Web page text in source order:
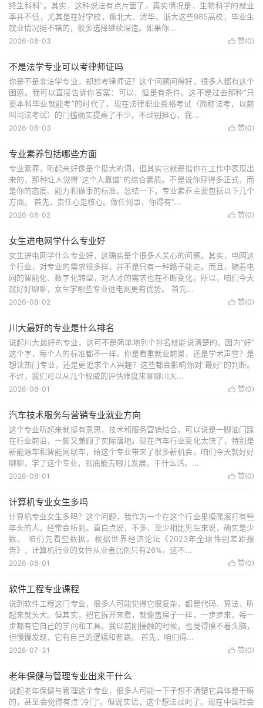
终生科科”。其实，这种说法有点片面了。真实情况是，生物科学的就业
率并不低，尤其是在好学校，像北大、清华、浙大这些985高校，毕业生
就业情况挺不错的，很多选择继续深造。如果你...
 赞(0)
2026-08-03
不是法学专业可以考律师证吗
你是不是非法学专业，却想考律师证？这个问题问得好，很多人都有这个
困惑。我可以直接告诉你答案：可以，但是有条件。这不是过去那种“只
要本科毕业就能考”的时代了，现在法律职业资格考试（简称法考，以前
叫司法考试）的门槛确实提高了不少。不过别担心，我...
 赞(0)
2026-08-03
专业素养包括哪些方面
专业素养，听起来好像是个挺大的词，但其实它就是指你在工作中表现出
来的，那种让人觉得“这个人靠谱”的综合素质。不是说你穿得多正式，而
是你的态度、能力和做事的标准。总结一下，专业素养主要包括以下几个
方面。 首先，责任心是核心。做任何事，你得有“...
 赞(0)
2026-08-02
女生进电网学什么专业好
女生进电网学什么专业好，这确实是个很多人关心的问题。其实，电网这
个行业，对专业的需求很多样，并不是只有一种路子能走。而且，随着电
网的智能化、数字化转型，对人才的需求也在不断变化。所以，咱们今天
就好好聊聊，女生学哪些专业进电网更有优势。 首先...
 赞(0)
2026-08-02
川大最好的专业是什么排名
说起川大最好的专业，这可不是简单地列个排名就能说清楚的。因为“好”
这个字，每个人的标准都不一样。你是看重就业前景，还是学术声誉？是
想读热门专业，还是更追求个人兴趣？这些都会影响你对“最好”的判断。
不过，我们可以从几个权威的评估维度来聊聊川大...
 赞(0)
2026-08-01
汽车技术服务与营销专业就业方向
这个专业听起来就挺有意思，技术和服务营销结合，可以说是一脚油门踩
在行业前沿，一脚又兼顾了实际落地。现在汽车行业变化太快了，特别是
新能源车和智能网联车，给这个专业带来了很多新机会。咱们今天就好好
聊聊，学了这个专业，到底能去哪儿发展，干什么活。...
 赞(0)
2026-08-01
计算机专业女生多吗
计算机专业女生多吗？这个问题，我作为一个在这个行业里摸爬滚打有些
年头的人，经常会听到。直白点说，不多，至少相比男生来说，确实是少
数。 咱们先看些数据。根据世界经济论坛《2023年全球性别差距报
告》，计算机行业的女性从业者比例只有26%。这不...
 赞(0)
2026-08-01
软件工程专业课程
说到软件工程这门专业，很多人可能觉得它很复杂，都是代码、算法，听
起来就头大。但其实，把它拆开来看，就像盖房子一样，一步步来，每一
步都有它自己的学问和工具。我以前刚接触的时候，也觉得摸不着头脑，
但慢慢发现，它有自己的逻辑和套路。 首先，咱们得...
 赞(0)
2026-07-31
老年保健与管理专业出来干什么
说起老年保健与管理这个专业，很多人可能一下子想不清楚它具体是干嘛
的，甚至会觉得有点“冷门”。但说实话，这个想法过时了。现在中国社会